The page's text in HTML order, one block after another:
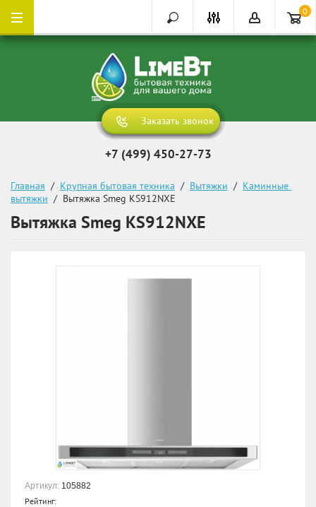
0
Заказать звонок
+7 (499) 450-27-73
Главная
  /
Крупная бытовая техника
  /
Вытяжки
  /
Каминные
вытяжки
  /  Вытяжка Smeg KS912NXE
Вытяжка Smeg KS912NXE
Артикул: 105882
Рейтинг: